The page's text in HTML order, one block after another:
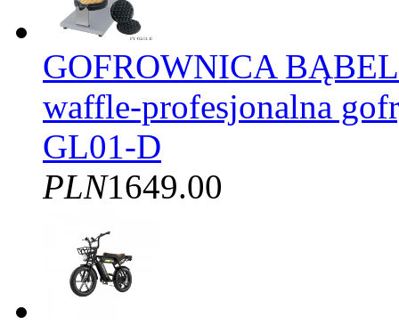
GOFROWNICA
waffle-profesjonalna
GL01-D
PLN1649.00